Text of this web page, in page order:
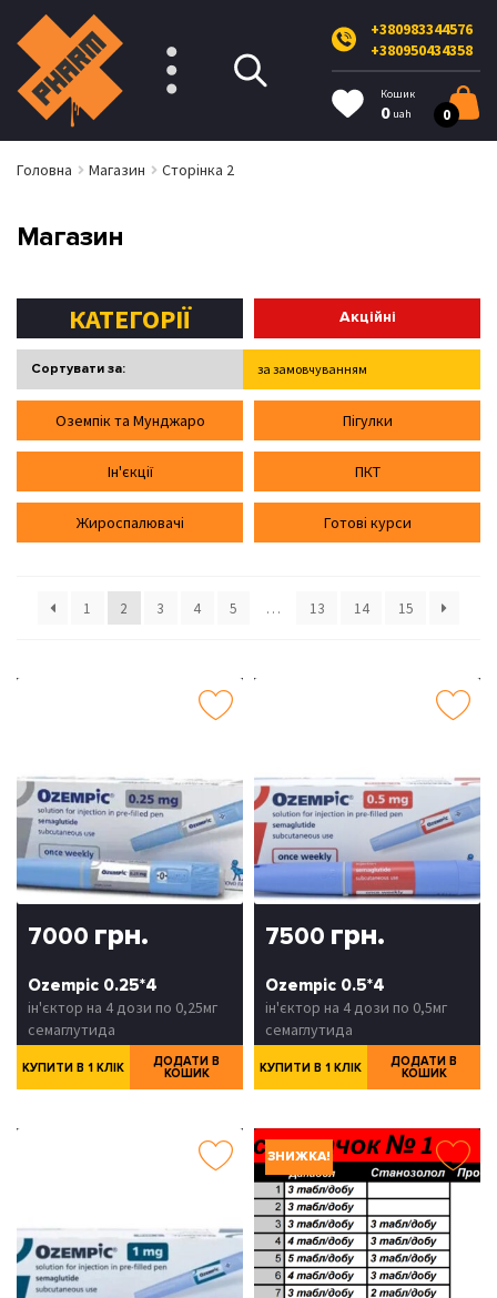
+380983344576
+380950434358
Кошик
0 uah 0
Головна Магазин Сторінка 2
Магазин
КАТЕГОРІЇ
Сортувати за: за замовчуванням
від дорогих до дешевих
за рейтингом
Акційні
Оземпік та Мунджаро Пігулки
Ін'єкції ПКТ
Жироспалювачі Готові курси
1 2 3 4 5 … 13 14 15
7000 грн.
Ozempic 0.25*4
ін'єктор на 4 дози по 0,25мг
семаглутида
КУПИТИ В 1 КЛІК
ДОДАТИ В
КОШИК
7500 грн.
Ozempic 0.5*4
ін'єктор на 4 дози по 0,5мг
семаглутида
КУПИТИ В 1 КЛІК
ДОДАТИ В
КОШИК
ЗНИЖКА!